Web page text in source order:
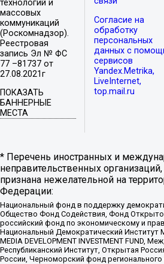
технологий и
массовых
коммуникаций
(Роскомнадзор).
Реестровая
запись Эл № ФС
77 –81737 от
27.08.2021г
ПОКАЗАТЬ
БАННЕРНЫЕ
МЕСТА
Согласие на
обработку
персональных
данных с
сервисов
Yandex.Metrika,
LiveInternet,
top.mail.ru
* Перечень иностранных и
неправительственных
признана нежелательной на
Федерации:
Национальный фонд в поддержку
Общество Фонд Содействия, Фонд
российский фонд по экономическому и
Национальный Демократический
MEDIA DEVELOPMENT INVESTMENT FUND,
Республиканский Институт, Открытая
России, Черноморский фонд регионального